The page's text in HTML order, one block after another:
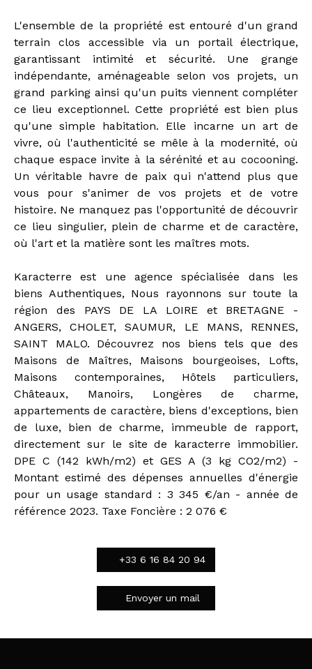
L'ensemble de la propriété est entouré d'un grand
terrain clos accessible via un portail électrique,
garantissant intimité et sécurité. Une grange
indépendante, aménageable selon vos projets, un
grand parking ainsi qu'un puits viennent compléter
ce lieu exceptionnel. Cette propriété est bien plus
qu'une simple habitation. Elle incarne un art de
vivre, où l'authenticité se mêle à la modernité, où
chaque espace invite à la sérénité et au cocooning.
Un véritable havre de paix qui n'attend plus que
vous pour s'animer de vos projets et de votre
histoire. Ne manquez pas l'opportunité de découvrir
ce lieu singulier, plein de charme et de caractère,
où l'art et la matière sont les maîtres mots.
Karacterre est une agence spécialisée dans les
biens Authentiques, Nous rayonnons sur toute la
région des PAYS DE LA LOIRE et BRETAGNE -
ANGERS, CHOLET, SAUMUR, LE MANS, RENNES,
SAINT MALO. Découvrez nos biens tels que des
Maisons de Maîtres, Maisons bourgeoises, Lofts,
Maisons contemporaines, Hôtels particuliers,
Châteaux, Manoirs, Longères de charme,
appartements de caractère, biens d'exceptions, bien
de luxe, bien de charme, immeuble de rapport,
directement sur le site de karacterre immobilier.
DPE C (142 kWh/m2) et GES A (3 kg CO2/m2) -
Montant estimé des dépenses annuelles d'énergie
pour un usage standard : 3 345 €/an - année de
référence 2023. Taxe Foncière : 2 076 €
+33 6 16 84 20 94
Envoyer un mail